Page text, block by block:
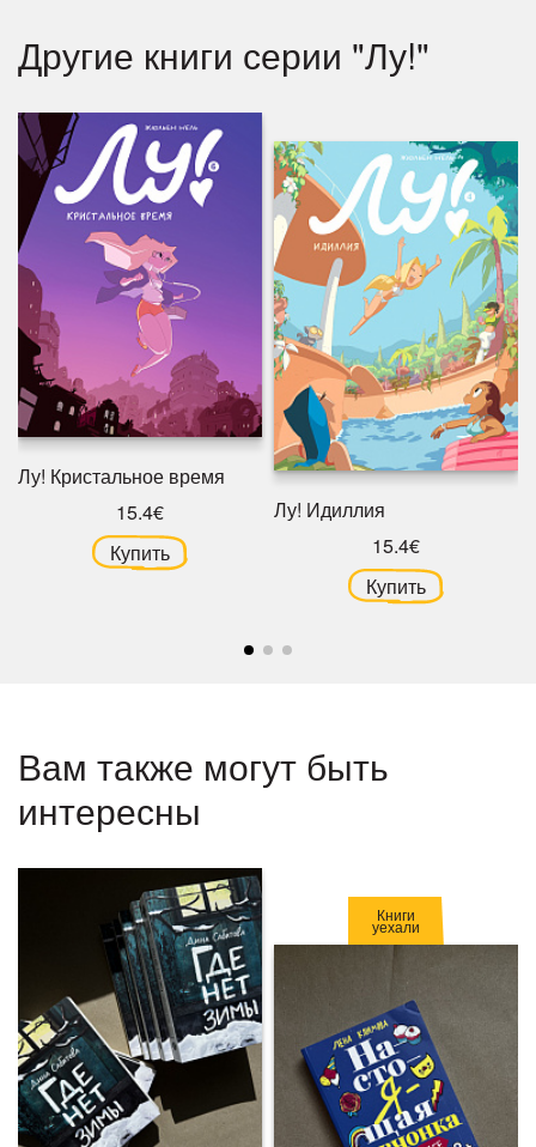
Другие книги серии "Лу!"
Лу! Кристальное время
15.4€
Купить
Лу! Идиллия
15.4€
Купить
Вам также могут быть
интересны
Книги
уехали